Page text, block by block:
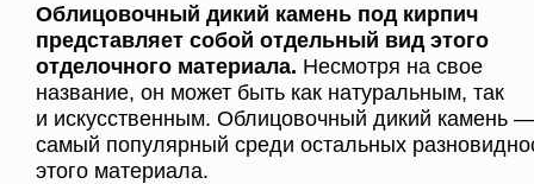
Облицовочный дикий камень под кирпич
представляет собой отдельный вид этого
отделочного материала. Несмотря на свое
название, он может быть как натуральным, так
и искусственным. Облицовочный дикий камень —
самый популярный среди остальных
этого материала.